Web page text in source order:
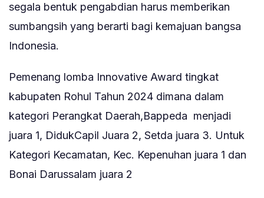
segala bentuk pengabdian harus memberikan
sumbangsih yang berarti bagi kemajuan bangsa
Indonesia.
Pemenang lomba Innovative Award tingkat
kabupaten Rohul Tahun 2024 dimana dalam
kategori Perangkat Daerah,Bappeda menjadi
juara 1, DidukCapil Juara 2, Setda juara 3. Untuk
Kategori Kecamatan, Kec. Kepenuhan juara 1 dan
Bonai Darussalam juara 2